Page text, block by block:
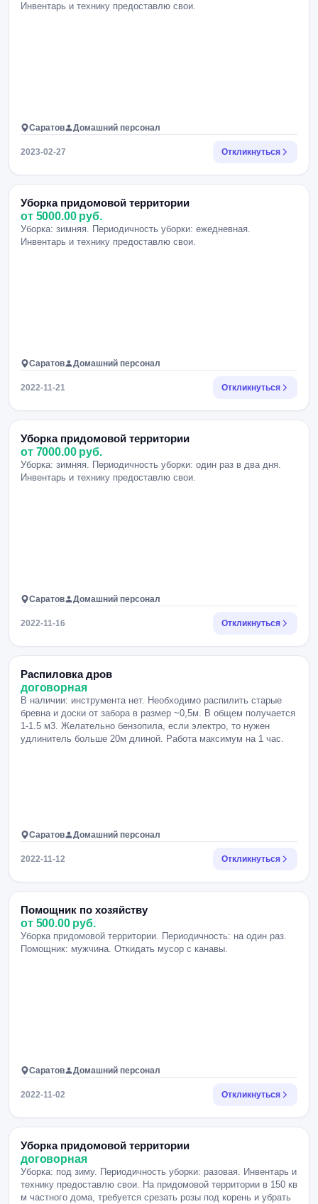
Инвентарь и технику предоставлю свои.
Саратов Домашний персонал
2023-02-27 Откликнуться
Уборка придомовой территории
от 5000.00 руб.
Уборка: зимняя. Периодичность уборки: ежедневная.
Инвентарь и технику предоставлю свои.
Саратов Домашний персонал
2022-11-21 Откликнуться
Уборка придомовой территории
от 7000.00 руб.
Уборка: зимняя. Периодичность уборки: один раз в два дня.
Инвентарь и технику предоставлю свои.
Саратов Домашний персонал
2022-11-16 Откликнуться
Распиловка дров
договорная
В наличии: инструмента нет. Необходимо распилить старые
бревна и доски от забора в размер ~0,5м. В общем получается
1-1.5 м3. Желательно бензопила, если электро, то нужен
удлинитель больше 20м длиной. Работа максимум на 1 час.
Саратов Домашний персонал
2022-11-12 Откликнуться
Помощник по хозяйству
от 500.00 руб.
Уборка придомовой территории. Периодичность: на один раз.
Помощник: мужчина. Откидать мусор с канавы.
Саратов Домашний персонал
2022-11-02 Откликнуться
Уборка придомовой территории
договорная
Уборка: под зиму. Периодичность уборки: разовая. Инвентарь и
технику предоставлю свои. На придомовой территории в 150 кв
м частного дома, требуется срезать розы под корень и убрать